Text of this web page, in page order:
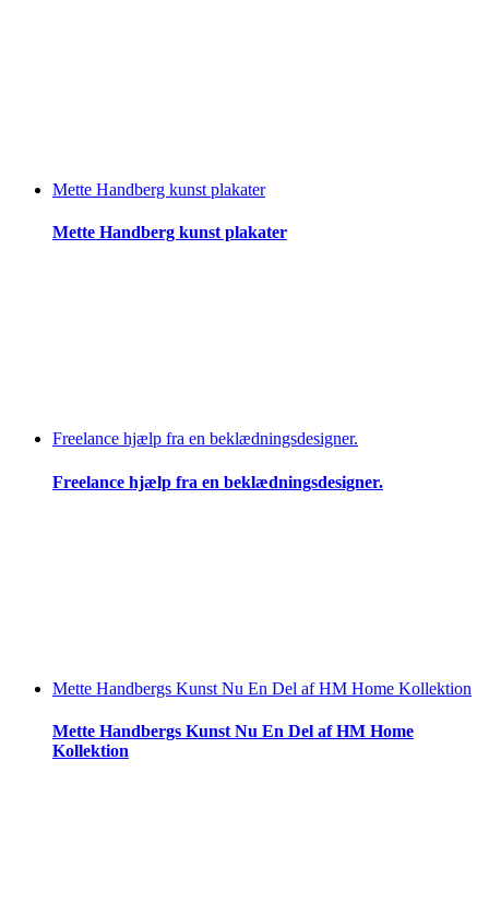
Mette Handberg kunst plakater
Mette Handberg kunst plakater
Freelance hjælp fra en beklædningsdesigner.
Freelance hjælp fra en beklædningsdesigner.
Mette Handbergs Kunst Nu En Del af HM Home Kollektion
Mette Handbergs Kunst Nu En Del af HM Home
Kollektion